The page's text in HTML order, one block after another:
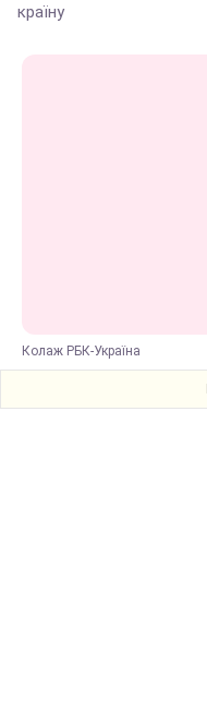
країну
Колаж РБК-Україна